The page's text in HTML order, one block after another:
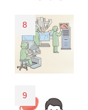
8
9